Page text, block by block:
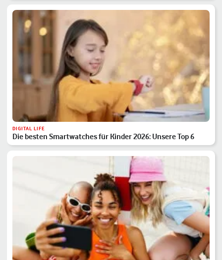
DIGITAL LIFE
Die besten Smartwatches für Kinder 2026: Unsere Top 6